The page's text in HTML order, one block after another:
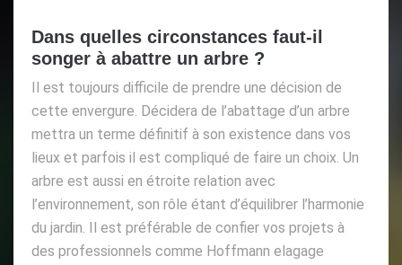
Dans quelles circonstances faut-il
songer à abattre un arbre ?
Il est toujours difficile de prendre une décision de
cette envergure. Décidera de l’abattage d’un arbre
mettra un terme définitif à son existence dans vos
lieux et parfois il est compliqué de faire un choix. Un
arbre est aussi en étroite relation avec
l’environnement, son rôle étant d’équilibrer l’harmonie
du jardin. Il est préférable de confier vos projets à
des professionnels comme Hoffmann elagage